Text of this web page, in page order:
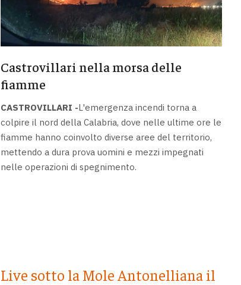
Castrovillari nella morsa delle
fiamme
CASTROVILLARI -L'emergenza incendi torna a
colpire il nord della Calabria, dove nelle ultime ore le
fiamme hanno coinvolto diverse aree del territorio,
mettendo a dura prova uomini e mezzi impegnati
nelle operazioni di spegnimento.
Live sotto la Mole Antonelliana il